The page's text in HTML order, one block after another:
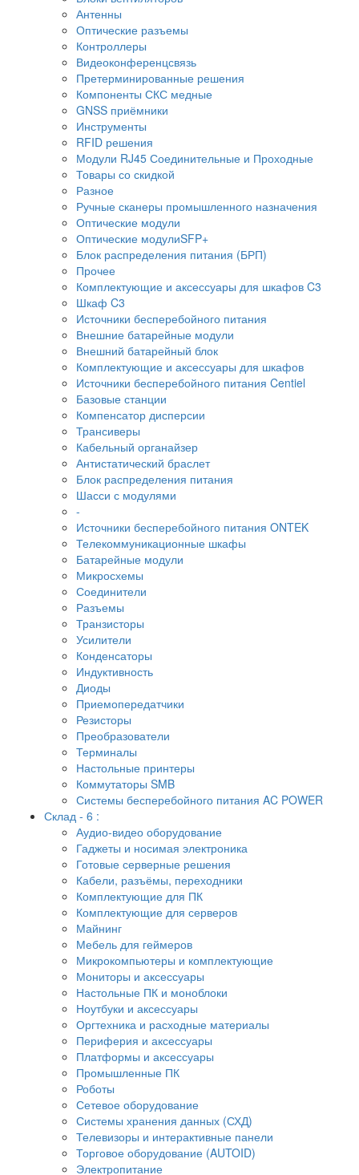
Антенны
Оптические разъемы
Контроллеры
Видеоконференцсвязь
Претерминированные решения
Компоненты СКС медные
GNSS приёмники
Инструменты
RFID решения
Модули RJ45 Соединительные и Проходные
Товары со скидкой
Разное
Ручные сканеры промышленного назначения
Оптические модули
Оптические модулиSFP+
Блок распределения питания (БРП)
Прочее
Комплектующие и аксессуары для шкафов C3
Шкаф C3
Источники бесперебойного питания
Внешние батарейные модули
Внешний батарейный блок
Комплектующие и аксессуары для шкафов
Источники бесперебойного питания Centiel
Базовые станции
Компенсатор дисперсии
Трансиверы
Кабельный органайзер
Антистатический браслет
Блок распределения питания
Шасси с модулями
-
Источники бесперебойного питания ONTEK
Телекоммуникационные шкафы
Батарейные модули
Микросхемы
Соединители
Разъемы
Транзисторы
Усилители
Конденсаторы
Индуктивность
Диоды
Приемопередатчики
Резисторы
Преобразователи
Терминалы
Настольные принтеры
Коммутаторы SMB
Системы бесперебойного питания AC POWER
Склад - 6 :
Аудио-видео оборудование
Гаджеты и носимая электроника
Готовые серверные решения
Кабели, разъёмы, переходники
Комплектующие для ПК
Комплектующие для серверов
Майнинг
Мебель для геймеров
Микрокомпьютеры и комплектующие
Мониторы и аксессуары
Настольные ПК и моноблоки
Ноутбуки и аксессуары
Оргтехника и расходные материалы
Периферия и аксессуары
Платформы и аксессуары
Промышленные ПК
Роботы
Сетевое оборудование
Системы хранения данных (СХД)
Телевизоры и интерактивные панели
Торговое оборудование (AUTOID)
Электропитание